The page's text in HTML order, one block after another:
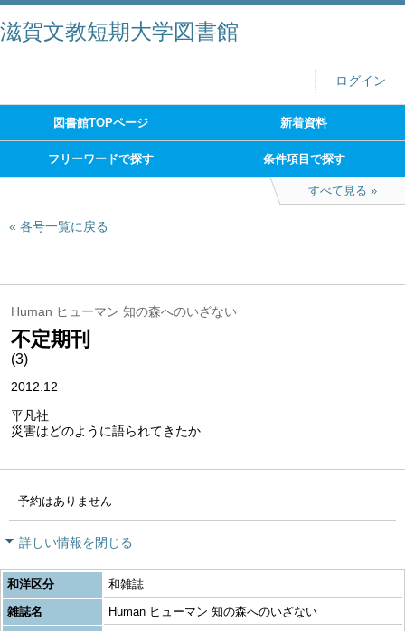
滋賀文教短期大学図書館
ログイン
図書館TOPページ 新着資料
フリーワードで探す 条件項目で探す
すべて見る
各号一覧に戻る
Human ヒューマン 知の森へのいざない
不定期刊
(3)
2012.12
平凡社
災害はどのように語られてきたか
予約はありません
詳しい情報を閉じる
和洋区分
和雑誌
雑誌名
Human ヒューマン 知の森へのいざない